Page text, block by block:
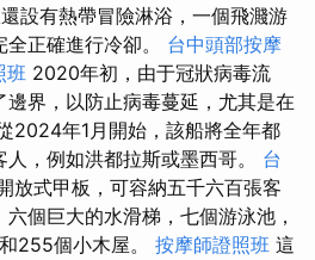
設有熱帶冒險淋浴，一個飛濺游
正確進行冷卻。 台中頭部按摩
班 2020年初，由于冠狀病毒流
界，以防止病毒蔓延，尤其是在
2024年1月開始，該船將全年都
，例如洪都拉斯或墨西哥。 台
放式甲板，可容納五千六百張客
個巨大的水滑梯，七個游泳池，
255個小木屋。 按摩師證照班 這